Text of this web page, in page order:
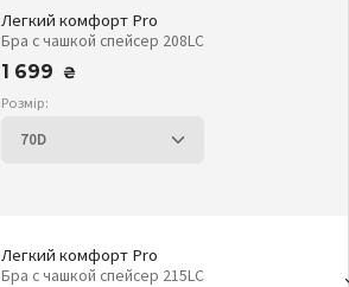
Легкий комфорт Pro
Бра с чашкой спейсер 208LC
1 699
₴
Розмір:
Легкий комфорт Pro
Бра с чашкой спейсер 215LC